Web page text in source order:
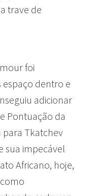
trave de
foi
dentro e
adicionar
Pontuação da
para Tkatchev
sua impecável
Africano, hoje,